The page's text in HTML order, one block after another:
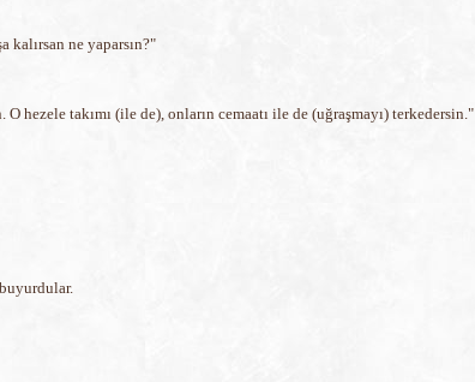
kalırsan ne yaparsın?"
takımı (ile de), onların cemaatı ile de (uğraşmayı) terkedersin."